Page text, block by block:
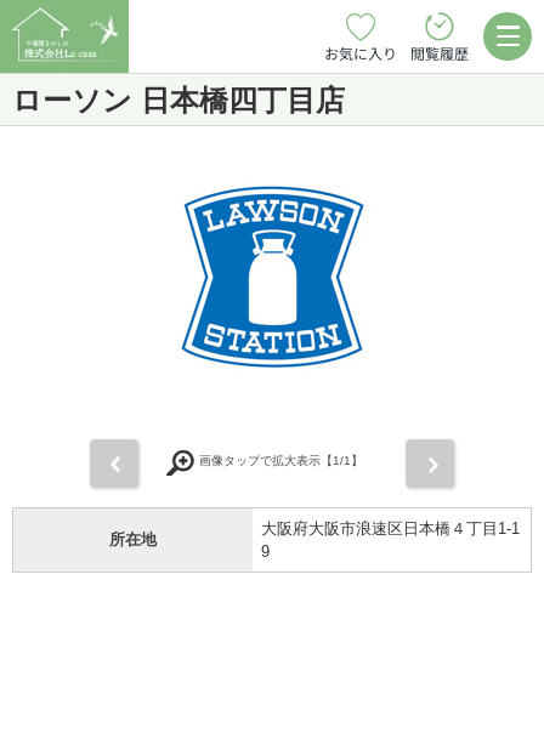
お気に入り 閲覧履歴
ローソン 日本橋四丁目店
画像タップで拡大表示【1/1】
所在地
大阪府大阪市浪速区日本橋４丁目1-1
9